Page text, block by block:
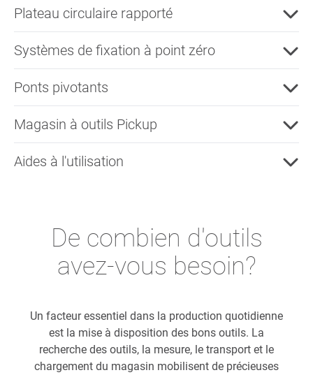
Plateau circulaire rapporté
Systèmes de fixation à point zéro
Ponts pivotants
Magasin à outils Pickup
Aides à l'utilisation
De combien d'outils
avez-vous besoin?
Un facteur essentiel dans la production quotidienne
est la mise à disposition des bons outils. La
recherche des outils, la mesure, le transport et le
chargement du magasin mobilisent de précieuses